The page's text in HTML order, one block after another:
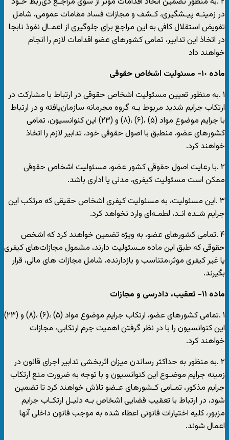
در زمینـه پیـشگیری، کـشف و مجازات فساد مقامات عمومی، شامل
تفویض استقلال کافی به این مراجع برای جلوگیری از اعمـال نفوذ نابجا
در اتخاذ این تدابیر، تمامی کشورهای عضو اقدامات لازم را انجام
خواهند داد
ماده ١٠- مسئولیت اشخاص حقوقی
١ .به منظور تعیین مسئولیت اشخاص حقوقی در ارتباط با مشارکت در
ارتکاب جرایم شدید مربوط بـه گروه مجرمانه سازمان‌یافته و در ارتباط
با جرایم موضوع مواد (۵) ،(۶) ،(٨) و (٢٣) این کنوانسیون، تمامی
کشورهای عضو، منطبق با اصول حقوقی خود، تدابیر لازم را اتخاذ
خواهند کرد.
٢ .با رعایت اصول حقوقی کشور عضو، مسئولیت اشخاص حقوقی
ممکن است مسئولیت کیفری، مدنی یا اداری باشد.
٣ .این مسئولیت، به مسئولیت کیفری اشخاص حقیقی که مرتکب این
جرایم شـده انـد، لطمـه‌ای وارد نخواهد کرد.
۴ .تمامی کشورهای عضو، به ویژه تضمین خواهند کرد که اشخص
حقوقی که طبق این ماده مـسئولیت دارند، مشمول مجازات‌های کیفری
یا غیر کیفری موثر،متناسب و بازدارنده، شامل مجازات های مالی، قرار
بگیرند.
ماده ١١- تعقیب، دادرسی و مجازات
١ .تمامی کشورهای عضو، ارتکاب جرایم موضوع مواد (۵) ،(۶) ،(٨) و (۲۳)
این کنوانسیون را با در نظر گرفتن اهمیت جرم ارتکابی، مجازات
خواهند کرد.
٢ .به منظور به حداکثر رساندن میزان اثربخشی تدابیر اجرای قانون در
زمینه جرایم موضـوع این کنوانسیون و با توجه به ضرورت منع ارتکاب
جرایم مذکور، تمـامی کـشورهای عـضو تلاش خواهند کرد تا تضمین
شود، در ارتباط با تعقیب قضایی اشخاص بـه دلیـل ارتکـاب جرایم
مزبور، کلیه اختیارات قانونی اعطاء شده به موجب قانون داخلی آنها
اعمال شوند.